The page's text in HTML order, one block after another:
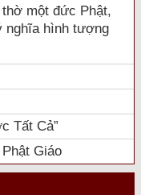
một đức Phật,
nghĩa hình tượng
Tất Cả”
Giáo